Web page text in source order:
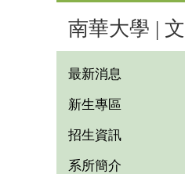
南華大學 |
最新消息
新生專區
招生資訊
系所簡介